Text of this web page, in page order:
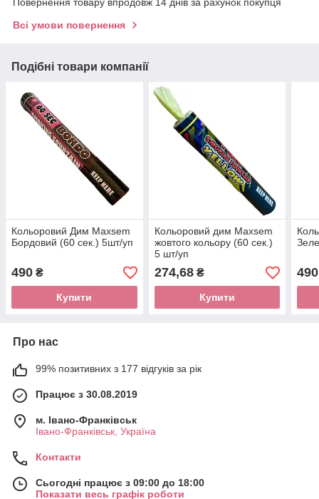
Всі умови повернення
Подібні товари компанії
Кольоровий Дим Maxsem
Бордовий (60 сек.) 5шт/уп
490 ₴
Купити
Кольоровий дим Maxsem
жовтого кольору (60 сек.)
5 шт/уп
274,68₴
Купити
490
Про нас
99% позитивних з 177 відгуків за рік
Працює з 30.08.2019
м. Івано-Франківськ
Івано-Франківськ, Україна
Контакти
Сьогодні працює з 09:00 до 18:00
Показати весь графік роботи